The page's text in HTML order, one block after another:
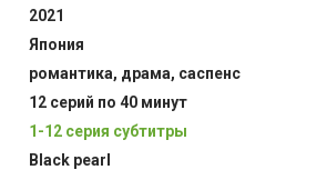
2021
Япония
романтика, драма, саспенс
12 серий по 40 минут
1-12 серия субтитры
Black pearl